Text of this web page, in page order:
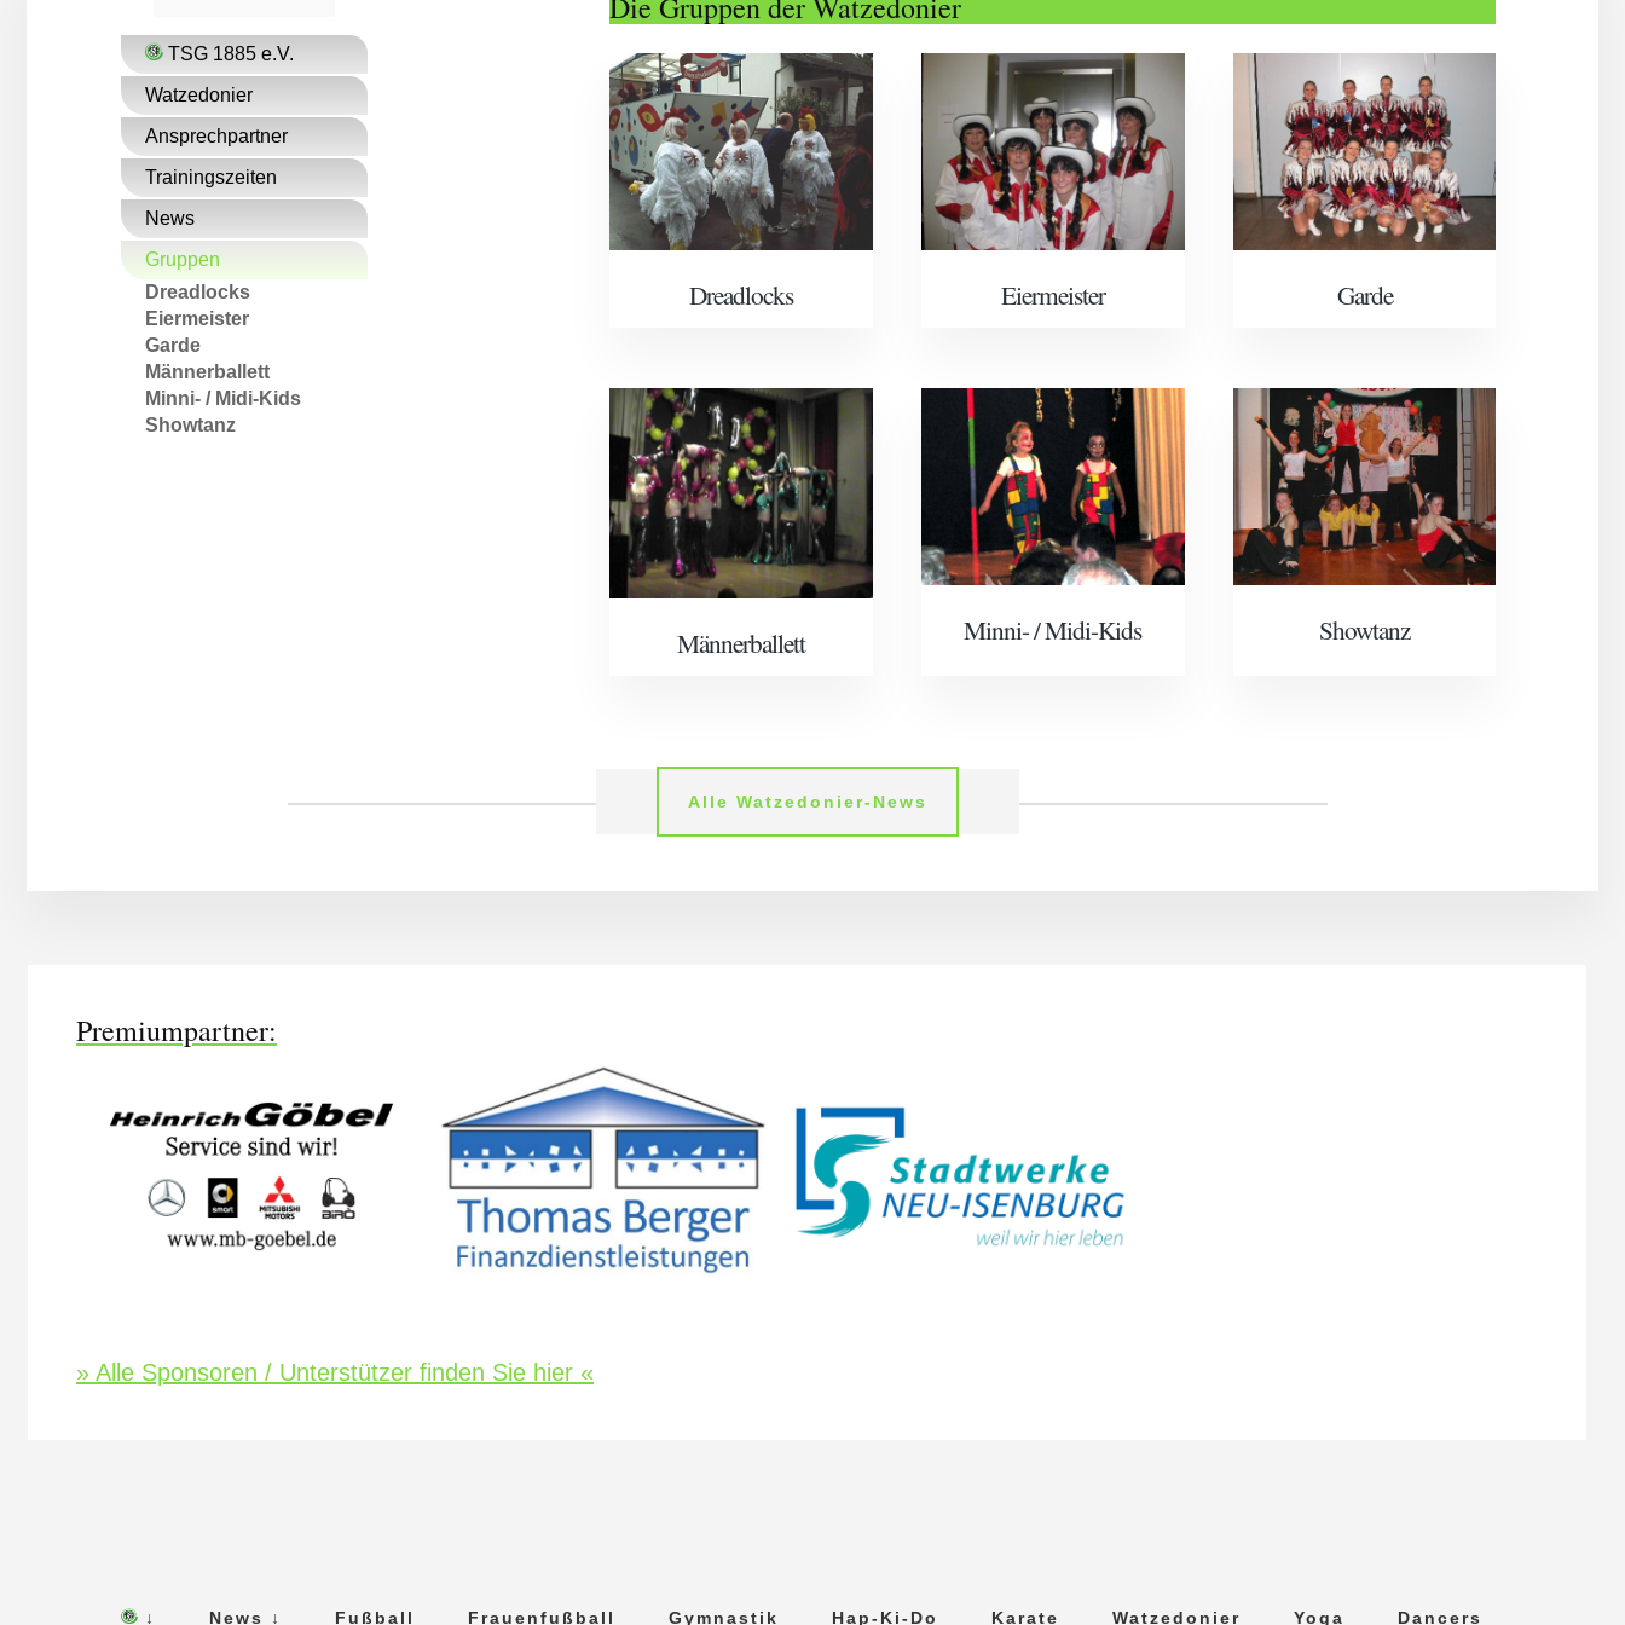
c
r
TSG 1885 e.V.
Watzedonier
Ansprechpartner
Trainingszeiten
News
Gruppen
Dreadlocks
Eiermeister
Garde
Männer­ballett
Minni- / Midi-Kids
Showtanz
Dreadlocks Eiermeister Garde
Männer­ballett Minni- / Midi-Kids Showtanz
Alle Watzedonier-News
Premiumpartner:
» Alle Sponsoren / Unterstützer finden Sie hier «
↓ News ↓ Fußball Frauenfußball Gymnastik Hap-Ki-Do Karate Watzedonier Yoga Dancers